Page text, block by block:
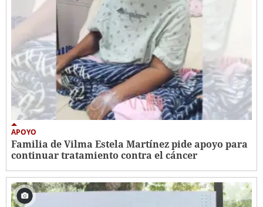
APOYO
Familia de Vilma Estela Martínez pide apoyo para
continuar tratamiento contra el cáncer